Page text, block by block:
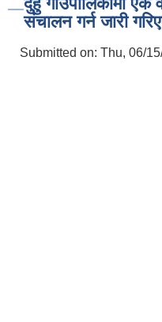
संचालन गर्न जारी
Submitted on: Thu, 06/